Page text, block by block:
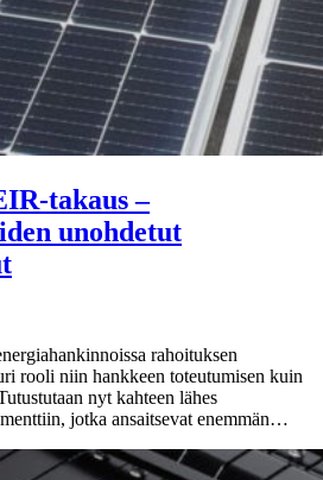
takaus –
unohdetut
rahoituksen
rooli niin hankkeen toteutumisen kuin
nyt kahteen lähes
jotka ansaitsevat enemmän…